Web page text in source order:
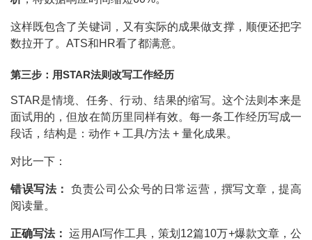
这样既包含了关键词，又有实际的成果做支撑，顺便还把字
数拉开了。ATS和HR看了都满意。
第三步：用STAR法则改写工作经历
STAR是情境、任务、行动、结果的缩写。这个法则本来是
面试用的，但放在简历里同样有效。每一条工作经历写成一
段话，结构是：动作 + 工具/方法 + 量化成果。
对比一下：
错误写法：
负责公司公众号的日常运营，撰写文章，提高
阅读量。
正确写法： 运用AI写作工具，策划12篇10万+爆款文章，公